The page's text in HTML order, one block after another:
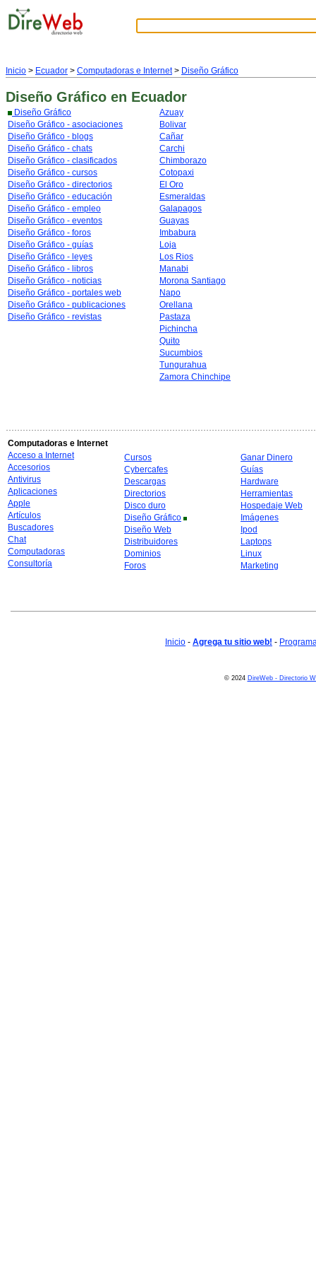
Inicio > Ecuador > Computadoras e Internet> Diseño Gráfico
Diseño Gráfico en Ecuador
Diseño Gráfico
Diseño Gráfico - asociaciones
Diseño Gráfico - blogs
Diseño Gráfico - chats
Diseño Gráfico - clasificados
Diseño Gráfico - cursos
Diseño Gráfico - directorios
Diseño Gráfico - educación
Diseño Gráfico - empleo
Diseño Gráfico - eventos
Diseño Gráfico - foros
Diseño Gráfico - guías
Diseño Gráfico - leyes
Diseño Gráfico - libros
Diseño Gráfico - noticias
Diseño Gráfico - portales web
Diseño Gráfico - publicaciones
Diseño Gráfico - revistas
Azuay
Bolivar
Cañar
Carchi
Chimborazo
Cotopaxi
El Oro
Esmeraldas
Galapagos
Guayas
Imbabura
Loja
Los Rios
Manabi
Morona Santiago
Napo
Orellana
Pastaza
Pichincha
Quito
Sucumbios
Tungurahua
Zamora Chinchipe
Computadoras e Internet
Acceso a Internet
Accesorios
Antivirus
Aplicaciones
Apple
Artículos
Buscadores
Chat
Computadoras
Consultoría
Cursos
Cybercafes
Descargas
Directorios
Disco duro
Diseño Gráfico
Diseño Web
Distribuidores
Dominios
Foros
Ganar Dinero
Guías
Hardware
Herramientas
Hospedaje Web
Imágenes
Ipod
Laptops
Linux
Marketing
Inicio - Agrega tu sitio web! -
© 2024 DireWeb - Directorio